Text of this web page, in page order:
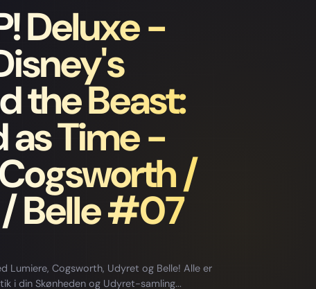
Deluxe -
the Beast:
as Time -
/
Belle #07
Lumiere, Cogsworth, Udyret og Belle! Alle er
i din Skønheden og Udyret-samling...